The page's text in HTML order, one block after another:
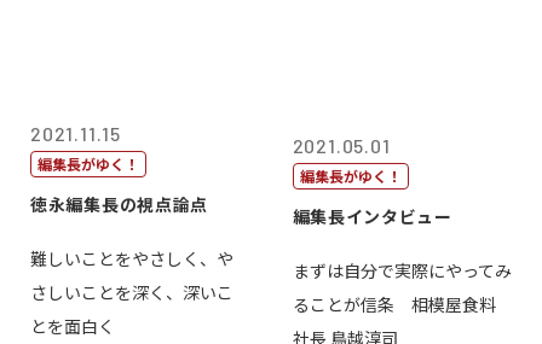
2021.11.15
編集長がゆく！
徳永編集長の視点論点
難しいことをやさしく、や
さしいことを深く、深いこ
とを面白く
2021.05.01
編集長がゆく！
編集長インタビュー
まずは自分で実際にやってみ
ることが信条 相模屋食料
社長 鳥越淳司